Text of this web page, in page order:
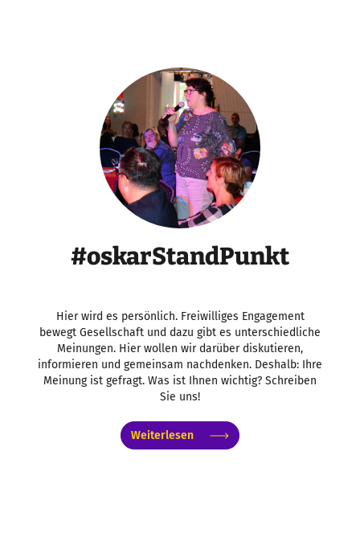
#oskarStandPunkt
Hier wird es persönlich. Freiwilliges Engagement
bewegt Gesellschaft und dazu gibt es unterschiedliche
Meinungen. Hier wollen wir darüber diskutieren,
informieren und gemeinsam nachdenken. Deshalb: Ihre
Meinung ist gefragt. Was ist Ihnen wichtig? Schreiben
Sie uns!
Weiterlesen